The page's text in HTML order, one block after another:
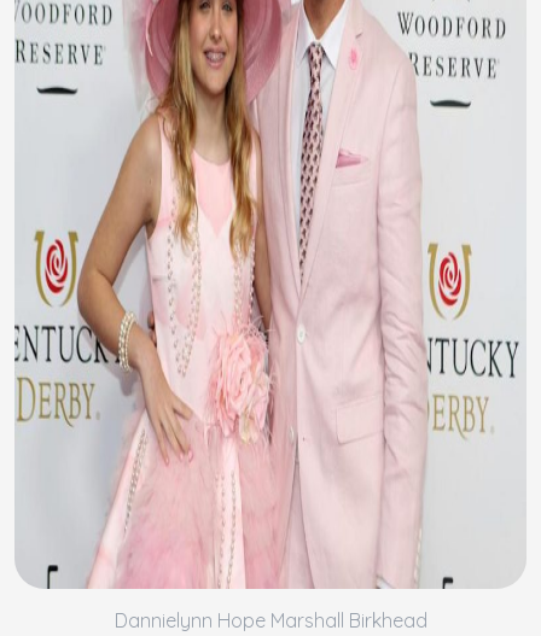
Dannielynn Hope Marshall Birkhead